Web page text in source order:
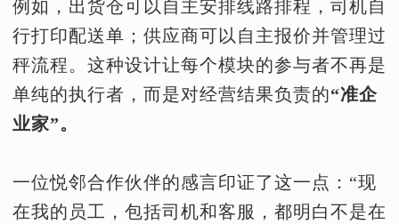
例如，出货仓可以自主安排线路排程，司机自
行打印配送单；供应商可以自主报价并管理过
秤流程。这种设计让每个模块的参与者不再是
单纯的执行者，而是对经营结果负责的“准企
业家”。
一位悦邻合作伙伴的感言印证了这一点：“现
在我的员工，包括司机和客服，都明白不是在